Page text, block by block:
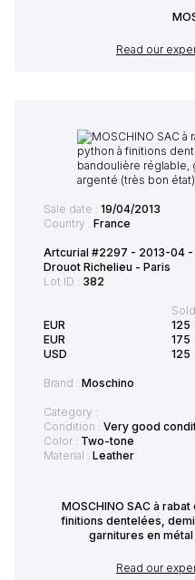
Read our
Sale date : 19/04/2013
Country : France
Artcurial #2297 - 2013-04
Drouot Richelieu - Paris
Lot ID : 382
EUR
EUR
USD
125
175
125
Brand : Moschino
Category :
Condition : Very good
Color : Two-tone
Material : Leather
MOSCHINO SAC à
finitions dentelées,
garnitures en
Read our